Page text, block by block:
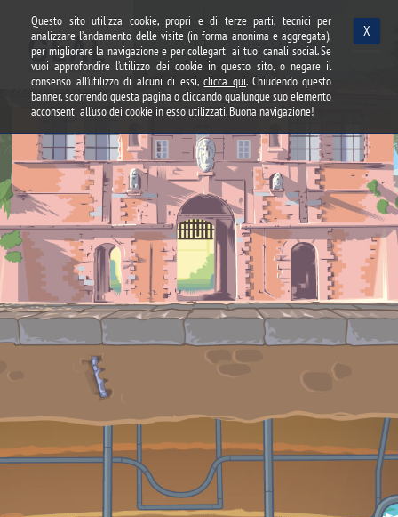
Questo sito utilizza cookie, propri e di terze parti, tecnici per
analizzare l’andamento delle visite (in forma anonima e aggregata),
per migliorare la navigazione e per collegarti ai tuoi canali social. Se
vuoi approfondire l’utilizzo dei cookie in questo sito, o negare il
consenso all’utilizzo di alcuni di essi,clicca qui. Chiudendo questo
banner, scorrendo questa pagina o cliccando qualunque suo elemento
acconsenti all’uso dei cookie in esso utilizzati. Buona navigazione!
X